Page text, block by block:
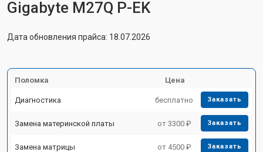
Gigabyte M27Q P-EK
Дата обновления прайса: 18.07.2026
Поломка Цена
Диагностика бесплатно Заказать
Замена материнской платы от 3300 ₽ Заказать
Замена матрицы от 4500 ₽ Заказать